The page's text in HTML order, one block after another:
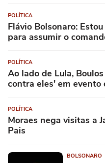
POLÍTICA
Flávio Bolsonaro:
para assumir o
POLÍTICA
Ao lado de Lula,
contra eles' em evento
POLÍTICA
Moraes nega visitas a
Pais
BOLSONARO